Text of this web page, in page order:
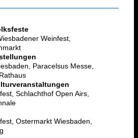
Weinfest,
Paracelsus Messe,
Schlachthof Open Airs,
Ostermarkt Wiesbaden,